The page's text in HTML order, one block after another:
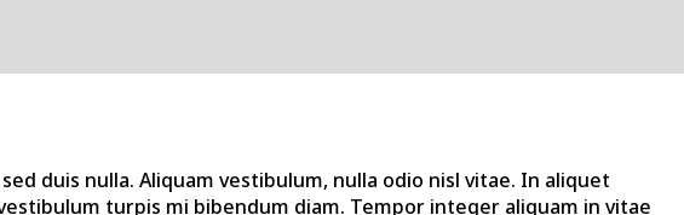
duis nulla. Aliquam vestibulum, nulla odio nisl vitae. In aliquet
turpis mi bibendum diam. Tempor integer aliquam in vitae